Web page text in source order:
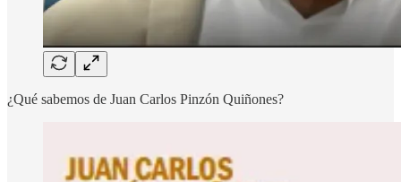
¿Qué sabemos de Juan Carlos Pinzón Quiñones?